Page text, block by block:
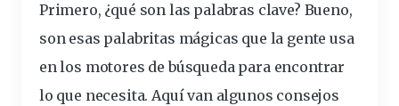
Primero, ¿qué son las palabras clave? Bueno,
son esas palabritas mágicas que la gente usa
en los motores debúsquedapara encontrar
lo que necesita. Aquí van algunos consejos